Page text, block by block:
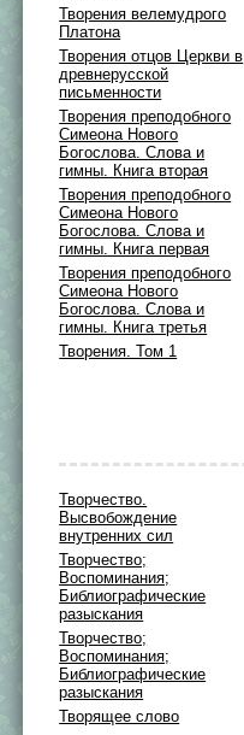
Творения велемудрого
Платона
Творения отцов Церкви в
древнерусской
письменности
Творения преподобного
Симеона Нового
Богослова. Слова и
гимны. Книга вторая
Творения преподобного
Симеона Нового
Богослова. Слова и
гимны. Книга первая
Творения преподобного
Симеона Нового
Богослова. Слова и
гимны. Книга третья
Творения. Том 1
Творчество.
Высвобождение
внутренних сил
Творчество;
Воспоминания;
Библиографические
разыскания
Творчество;
Воспоминания;
Библиографические
разыскания
Творящее слово